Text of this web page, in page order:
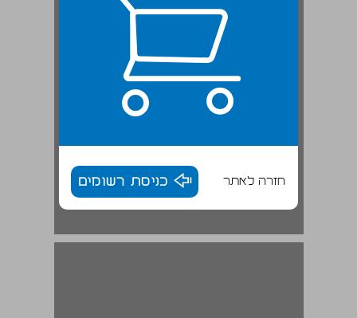
חזרה לאתר כניסת רשומים